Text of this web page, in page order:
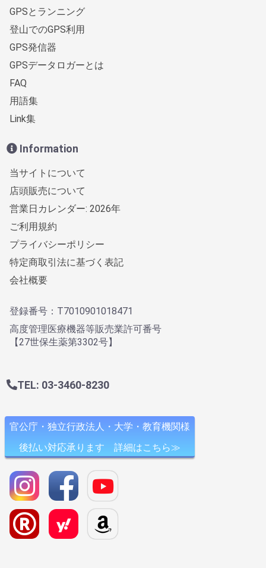
GPSとランニング
登山でのGPS利用
GPS発信器
GPSデータロガーとは
FAQ
用語集
Link集
Information
当サイトについて
店頭販売について
営業日カレンダー: 2026年
ご利用規約
プライバシーポリシー
特定商取引法に基づく表記
会社概要
登録番号：T7010901018471
高度管理医療機器等販売業許可番号
【27世保生薬第3302号】
TEL: 03-3460-8230
官公庁・独立行政法人・大学・教育機関様
後払い対応承ります 詳細はこちら≫